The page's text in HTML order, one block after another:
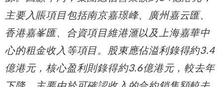
主要入賬項目包括南京嘉璟峰、廣州嘉云匯、
香港嘉峯匯、合資項目維港滙以及上海嘉華中
心的租金收入等項目。股東應佔溢利錄得約3.4
億港元，核心盈利則錄得約3.6億港元，較去年